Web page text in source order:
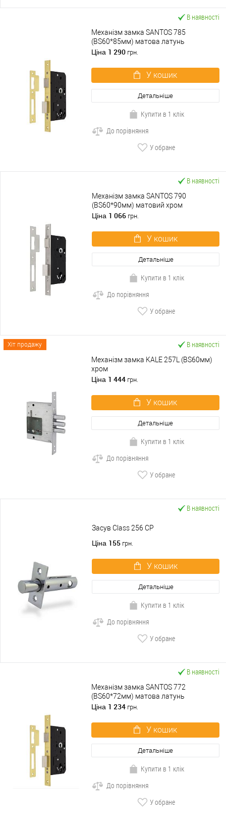
В наявності
Механізм замка SANTOS 785
(BS60*85мм) матова латунь
Ціна 1 290 грн.
У кошик
Детальніше
Купити в 1 клік
До порівняння
У обране
В наявності
Механізм замка SANTOS 790
(BS60*90мм) матовий хром
Ціна 1 066 грн.
У кошик
Детальніше
Купити в 1 клік
До порівняння
У обране
Хіт продажу В наявності
Механізм замка KALE 257L (BS60мм)
хром
Ціна 1 444 грн.
У кошик
Детальніше
Купити в 1 клік
До порівняння
У обране
В наявності
Засув Class 256 CP
Ціна 155 грн.
У кошик
Детальніше
Купити в 1 клік
До порівняння
У обране
В наявності
Механізм замка SANTOS 772
(BS60*72мм) матова латунь
Ціна 1 234 грн.
У кошик
Детальніше
Купити в 1 клік
До порівняння
У обране